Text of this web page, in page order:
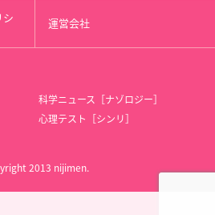
シ 運営会社
科学ニュース［ナゾロジー］
心理テスト［シンリ］
2013 nijimen.